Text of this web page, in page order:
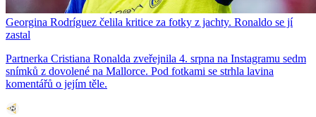
Georgina Rodríguez čelila kritice za fotky z jachty. Ronaldo se jí
zastal
Partnerka Cristiana Ronalda zveřejnila 4. srpna na Instagramu sedm
snímků z dovolené na Mallorce. Pod fotkami se strhla lavina
komentářů o jejím těle.